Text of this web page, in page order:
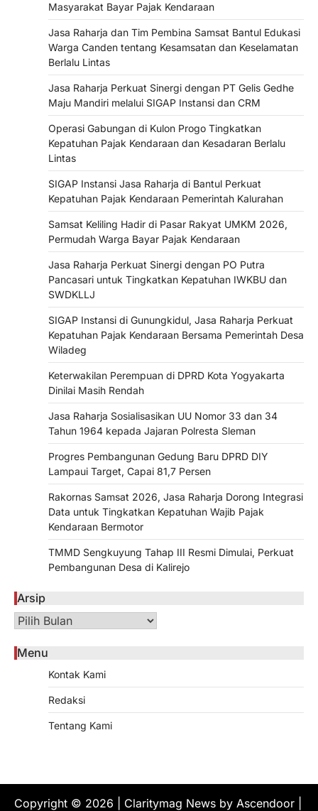
Masyarakat Bayar Pajak Kendaraan
Jasa Raharja dan Tim Pembina Samsat Bantul Edukasi
Warga Canden tentang Kesamsatan dan Keselamatan
Berlalu Lintas
Jasa Raharja Perkuat Sinergi dengan PT Gelis Gedhe
Maju Mandiri melalui SIGAP Instansi dan CRM
Operasi Gabungan di Kulon Progo Tingkatkan
Kepatuhan Pajak Kendaraan dan Kesadaran Berlalu
Lintas
SIGAP Instansi Jasa Raharja di Bantul Perkuat
Kepatuhan Pajak Kendaraan Pemerintah Kalurahan
Samsat Keliling Hadir di Pasar Rakyat UMKM 2026,
Permudah Warga Bayar Pajak Kendaraan
Jasa Raharja Perkuat Sinergi dengan PO Putra
Pancasari untuk Tingkatkan Kepatuhan IWKBU dan
SWDKLLJ
SIGAP Instansi di Gunungkidul, Jasa Raharja Perkuat
Kepatuhan Pajak Kendaraan Bersama Pemerintah Desa
Wiladeg
Keterwakilan Perempuan di DPRD Kota Yogyakarta
Dinilai Masih Rendah
Jasa Raharja Sosialisasikan UU Nomor 33 dan 34
Tahun 1964 kepada Jajaran Polresta Sleman
Progres Pembangunan Gedung Baru DPRD DIY
Lampaui Target, Capai 81,7 Persen
Rakornas Samsat 2026, Jasa Raharja Dorong Integrasi
Data untuk Tingkatkan Kepatuhan Wajib Pajak
Kendaraan Bermotor
TMMD Sengkuyung Tahap III Resmi Dimulai, Perkuat
Pembangunan Desa di Kalirejo
Arsip
Arsip
Menu
Kontak Kami
Redaksi
Tentang Kami
Copyright © 2026 | Claritymag News by Ascendoor